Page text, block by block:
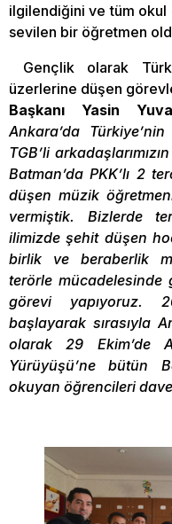
ilgilendiğini ve tüm okul
sevilen bir öğretmen
Gençlik olarak
üzerlerine düşen
Başkanı Yasin Yuva
Ankara’da
TGB’li
Batman’da PKK’lı 2
düşen müzik öğretmeni
vermiştik. Bizlerde
ilimizde şehit düşen
birlik ve beraberlik
terörle
görevi yapıyoruz.
başlayarak sırasıyla
olarak 29 Ekim’de
Yürüyüşü’ne bütün
okuyan öğrencileri